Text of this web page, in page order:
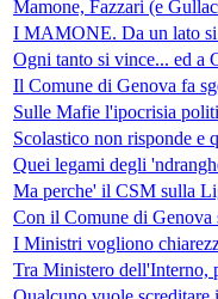
Mamone, Fazzari (e
I MAMONE. Da un lato si
Ogni tanto si vince... ed a
Il Comune di Genova fa
Sulle Mafie l'ipocrisia
Scolastico non risponde e
Quei legami degli
Ma perche' il CSM sulla
Con il Comune di Genova
I Ministri vogliono
Tra Ministero dell'Interno,